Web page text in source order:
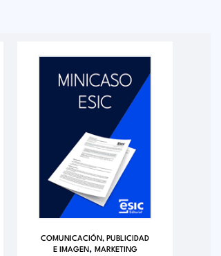
COMUNICACIÓN, PUBLICIDAD
E IMAGEN, MARKETING